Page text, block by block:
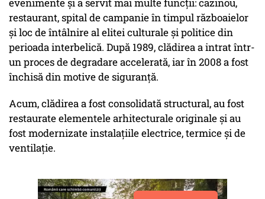
restaurant, spital de campanie în timpul războaielor
și loc de întâlnire al elitei culturale și politice din
perioada interbelică. După 1989, clădirea a intrat într-
un proces de degradare accelerată, iar în 2008 a fost
închisă din motive de siguranță.
Acum, clădirea a fost consolidată structural, au fost
restaurate elementele arhitecturale originale și au
fost modernizate instalațiile electrice, termice și de
ventilație.